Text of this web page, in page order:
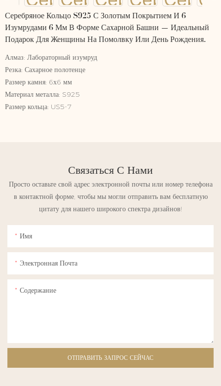
Серебряное Кольцо S925 С Золотым Покрытием И 6
Изумрудами 6 Мм В Форме Сахарной Башни — Идеальный
Подарок Для Женщины На Помолвку Или День Рождения.
Алмаз: Лабораторный изумруд
Резка: Сахарное полотенце
Размер камня: 6х6 мм
Материал металла: S925
Размер кольца: US5-7
Связаться С Нами
Просто оставьте свой адрес электронной почты или номер телефона
в контактной форме, чтобы мы могли отправить вам бесплатную
цитату для нашего широкого спектра дизайнов!
Имя
Электронная Почта
Содержание
ОТПРАВИТЬ ЗАПРОС СЕЙЧАС